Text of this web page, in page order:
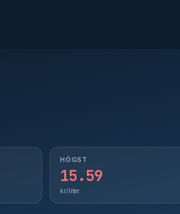
HÖGST
15.59
kr/liter